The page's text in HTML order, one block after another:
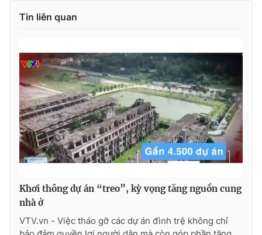
Tin liên quan
Khơi thông dự án “treo”, kỳ vọng tăng nguồn cung
nhà ở
VTV.vn - Việc tháo gỡ các dự án đình trệ không chỉ